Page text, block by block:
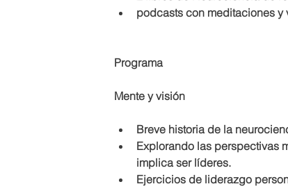
podcasts con meditaciones y
Programa
Mente y visión
Breve historia de la
Explorando las perspectivas
implica ser líderes.
Ejercicios de liderazgo